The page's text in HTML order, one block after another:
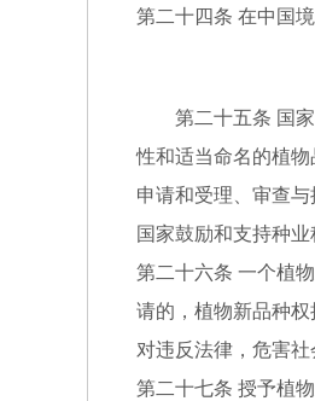
第二十四条 在中国
第二十五条 国家
性和适当命名的植
申请和受理、审查
国家鼓励和支持种
第二十六条 一个植
请的，植物新品种权
对违反法律，危害
第二十七条 授予植